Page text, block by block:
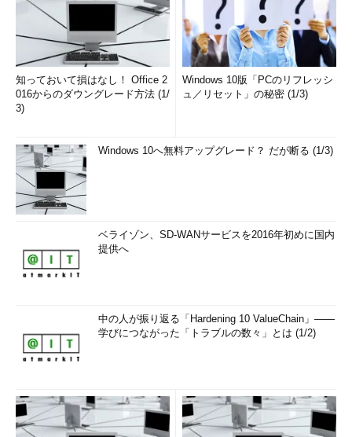
知っておいて損はなし！ Office 2
016からのダウングレード方法 (1/
3)
Windows 10版「PCのリフレッシ
ュ／リセット」の秘密 (1/3)
Windows 10へ無料アップグレード？ だが断る (1/3)
ベライゾン、SD-WANサービスを2016年初めに国内
提供へ
中の人が振り返る「Hardening 10 ValueChain」――
学びにつながった「トラブルの数々」とは (1/2)